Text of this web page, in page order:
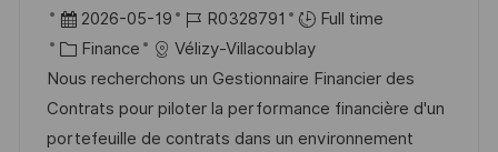
o
c
a
t
i
P
o
s
t
e
2026-05-19
J
o
b
I
d
R0328791
Full time
C
a
t
e
Finance
Vélizy-Villacoublay
Nous recherchons un Gestionnaire Financier des
Contrats pour piloter la performance financière d'un
portefeuille de contrats dans un environnement